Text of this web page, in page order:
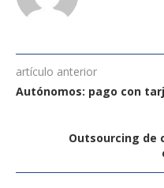
artículo anterior
Autónomos: pago con
Outsourcing de